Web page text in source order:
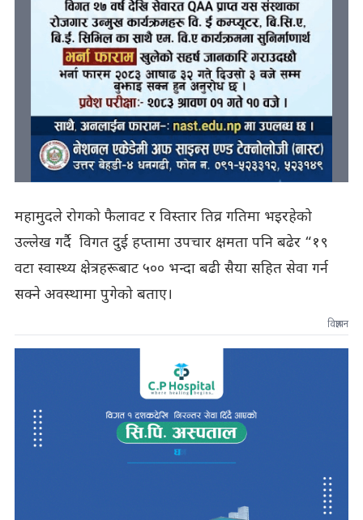
महामुदले रोगको फैलावट र विस्तार तिव्र गतिमा भइरहेको
उल्लेख गर्दै विगत दुई हप्तामा उपचार क्षमता पनि बढेर “१९
वटा स्वास्थ्य क्षेत्रहरूबाट ५०० भन्दा बढी सैया सहित सेवा गर्न
सक्ने अवस्थामा पुगेको बताए।
विज्ञापन